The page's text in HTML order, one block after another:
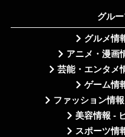
グル
グルメ情
アニメ・漫画
芸能・エンタメ
ゲーム情
ファッション情
美容情報 -
スポーツ情